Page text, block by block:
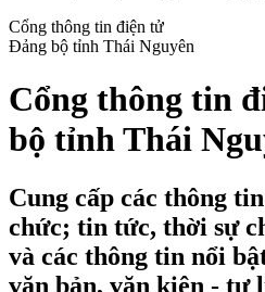
Cổng thông tin điện tử
Đảng bộ tỉnh Thái Nguyên
Cổng thông tin
bộ tỉnh Thái
Cung cấp các thông
chức; tin tức, thời sự
và các thông tin nổi
văn bản, văn kiện - tư